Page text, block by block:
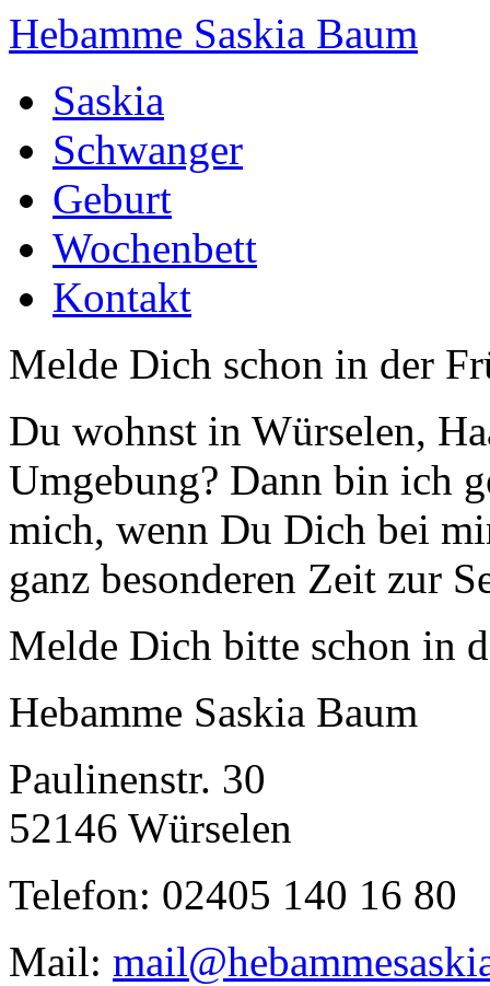
Hebamme Saskia Baum
Saskia
Schwanger
Geburt
Wochenbett
Kontakt
Melde Dich schon in der
Du wohnst in Würselen,
Umgebung? Dann bin ich
mich, wenn Du Dich bei
ganz besonderen Zeit zur
Melde Dich bitte schon in
Hebamme Saskia Baum
Paulinenstr. 30
52146 Würselen
Telefon: 02405 140 16 80
Mail: